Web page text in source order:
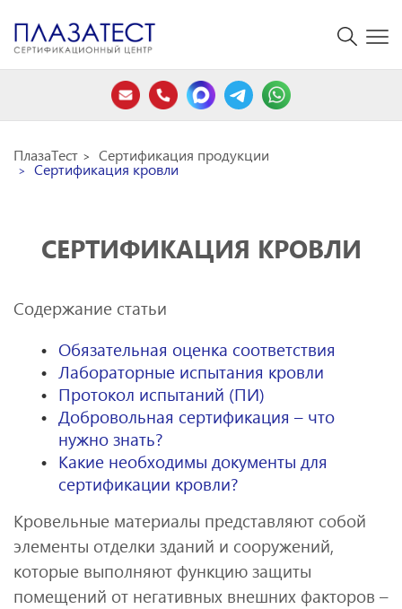
ПлазаТест Сертификация продукции
Сертификация кровли
СЕРТИФИКАЦИЯ КРОВЛИ
Содержание статьи
Обязательная оценка соответствия
Лабораторные испытания кровли
Протокол испытаний (ПИ)
Добровольная сертификация – что
нужно знать?
Какие необходимы документы для
сертификации кровли?
Кровельные материалы представляют собой
элементы отделки зданий и сооружений,
которые выполняют функцию защиты
помещений от негативных внешних факторов –